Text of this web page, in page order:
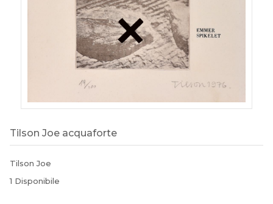
Tilson Joe acquaforte
Tilson Joe
1 Disponibile